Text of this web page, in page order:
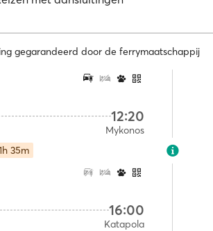
gegarandeerd door de ferrymaatschappij
12:20
Mykonos
35m
16:00
Katapola